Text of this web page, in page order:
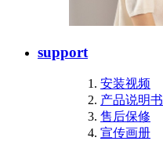
support
安装视频
产品说明书
售后保修
宣传画册